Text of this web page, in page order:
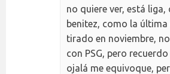
no quiere ver, está liga,
benitez, como la última
tirado en noviembre,
con PSG, pero
ojalá me equivoque,